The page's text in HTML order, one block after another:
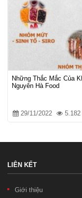
Những Thắc Mắc Của
Nguyên Hà Food
29/11/2022 5.182
LIÊN KẾT
Giới thiệu